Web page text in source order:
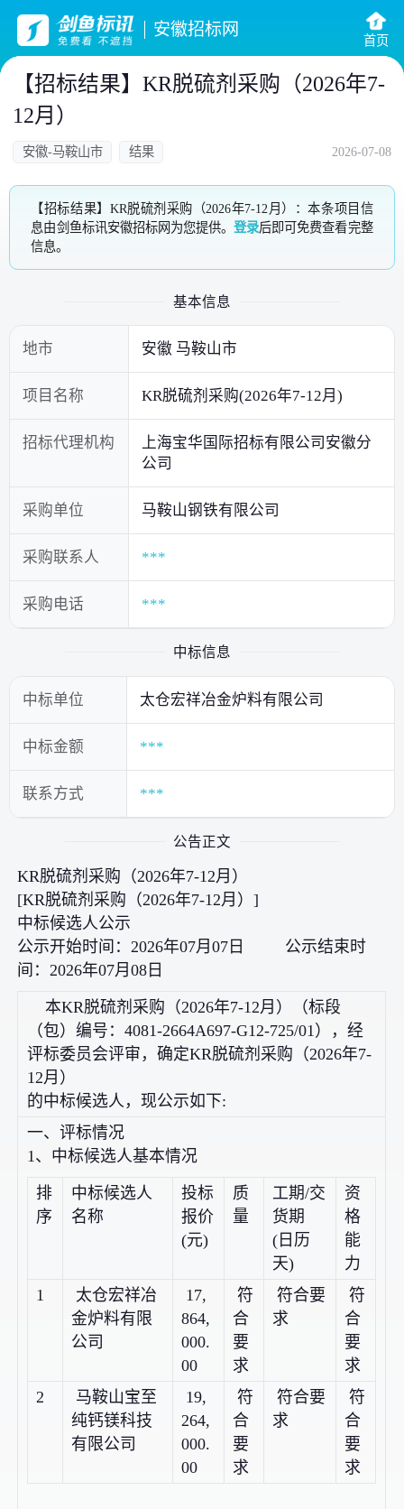
安徽招标网
首页
【招标结果】KR脱硫剂采购（2026年7-
12月）
安徽-马鞍山市 结果 2026-07-08
【招标结果】KR脱硫剂采购（2026年7-12月）：本条项目信
息由剑鱼标讯安徽招标网为您提供。登录后即可免费查看完整
信息。
基本信息
地市 安徽 马鞍山市
项目名称 KR脱硫剂采购(2026年7-12月)
招标代理机构
上海宝华国际招标有限公司安徽分
公司
采购单位 马鞍山钢铁有限公司
采购联系人 ***
采购电话 ***
中标信息
中标单位 太仓宏祥冶金炉料有限公司
中标金额 ***
联系方式 ***
公告正文
KR脱硫剂采购（2026年7-12月）
[KR脱硫剂采购（2026年7-12月）]
中标候选人公示
公示开始时间：2026年07月07日 公示结束时
间：2026年07月08日
本KR脱硫剂采购（2026年7-12月）（标段
（包）编号：4081-2664A697-G12-725/01），经
评标委员会评审，确定KR脱硫剂采购（2026年7-
12月）
的中标候选人，现公示如下:
一、评标情况
1、中标候选人基本情况
排
序
中标候选人
名称
投标
报价
(元)
质
量
工期/交
货期
(日历
天)
资
格
能
力
1
太仓宏祥冶
金炉料有限
公司
17,
864,
000.
00
符
合
要
求
符合要
求
符
合
要
求
2
马鞍山宝至
纯钙镁科技
有限公司
19,
264,
000.
00
符
合
要
求
符合要
求
符
合
要
求